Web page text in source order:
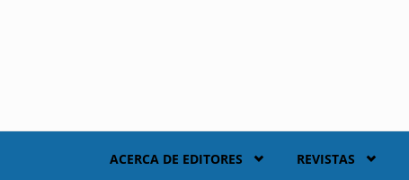
ACERCA DE EDITORES REVISTAS